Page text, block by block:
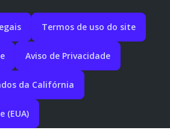
Termos de uso do site
Aviso de Privacidade
da Califórnia
(EUA)